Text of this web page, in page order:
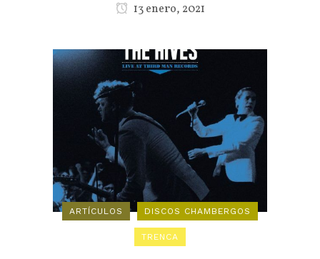
13 enero, 2021
ARTÍCULOS DISCOS CHAMBERGOS
TRENCA